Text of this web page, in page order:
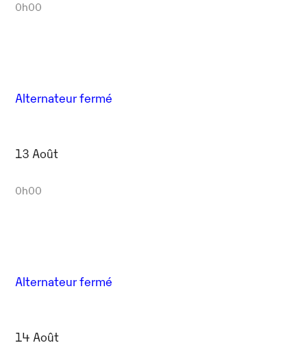
0h00
Alternateur fermé
13 Août
0h00
Alternateur fermé
14 Août